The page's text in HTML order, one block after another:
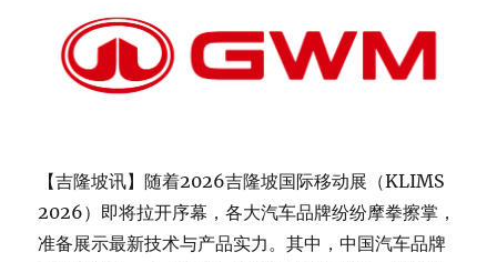
【吉隆坡讯】随着2026吉隆坡国际移动展（KLIMS
2026）即将拉开序幕，各大汽车品牌纷纷摩拳擦掌，
准备展示最新技术与产品实力。其中，中国汽车品牌